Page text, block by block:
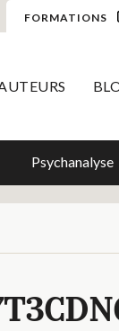
FORMATIONS
Psychanalyse